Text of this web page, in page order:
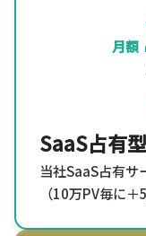
月額
SaaS占有型
当社SaaS占有サ
（10万PV毎に